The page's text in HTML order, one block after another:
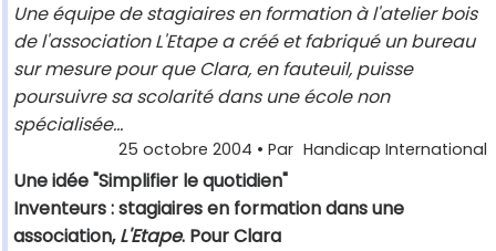
Une équipe de stagiaires en formation à l'atelier bois
de l'association L'Etape a créé et fabriqué un bureau
sur mesure pour que Clara, en fauteuil, puisse
poursuivre sa scolarité dans une école non
spécialisée...
25 octobre 2004 • Par Handicap International
Une idée "Simplifier le quotidien"
Inventeurs : stagiaires en formation dans une
association,L'Etape. Pour Clara